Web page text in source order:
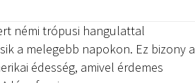
némi trópusi hangulattal
a melegebb napokon. Ez bizony a
édesség, amivel érdemes